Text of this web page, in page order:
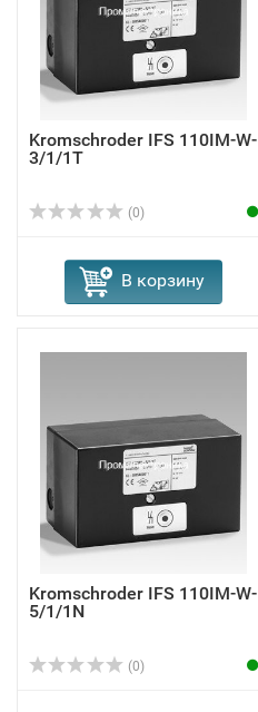
Kromschroder IFS 110IM-W-
3/1/1T
(0)
В корзину
Kromschroder IFS 110IM-W-
5/1/1N
(0)